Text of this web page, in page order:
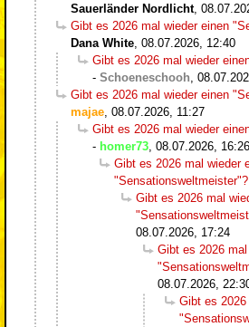
Sauerländer Nordlicht,
Gibt es 2026 mal wieder einen
Dana White 08.07.2026, 12:40
Gibt es 2026 mal wieder
- Schoeneschooh
Gibt es 2026 mal wieder einen
majae 08.07.2026, 11:27
Gibt es 2026 mal wieder
- homer73 08.07.2026, 16:26
Gibt es 2026 mal wieder
"Sensationsweltmeister"?
Gibt es 2026 mal
08.07.2026, 17:24
Gibt es 2026
08.07.2026,
Gibt es